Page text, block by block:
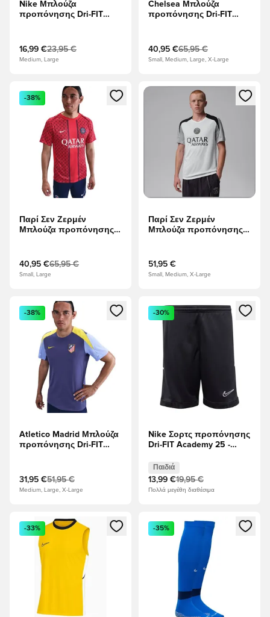
Nike Μπλούζα
προπόνησης Dri-FIT
16,99 €23,95 €
Medium, Large
Chelsea Μπλούζα
προπόνησης Dri-FIT
Γκρι/Χλοοτάπητας/
λυπημένος
40,95 €65,95 €
Small, Medium, Large, X-Large
Ανοίγει ένα Modal για να συνδεθείτε ή να εγγραφείτε ως
-38%
Παρί Σεν Ζερμέν
Μπλούζα προπόνησης
Πανεπιστήμιο Κόκκινο/
Ναυτικό Μεσονυχτών/
40,95 €65,95 €
Small, Large
Ανοίγει ένα Modal για να
Παρί Σεν Ζερμέν
Μπλούζα προπόνησης
Λευκό/Ατμόσφαιρα Γκρι/
μαύρο
51,95 €
Small, Medium, X-Large
Ανοίγει ένα Modal για να συνδεθείτε ή να εγγραφείτε ως
-38%
Atletico Madrid Μπλούζα
προπόνησης Dri-FIT
31,95 €51,95 €
Medium, Large, X-Large
Ανοίγει ένα Modal για να
-30%
Nike Σορτς προπόνησης
Dri-FIT Academy 25 -
Παιδιά
13,99 €19,95 €
Πολλά μεγέθη διαθέσιμα
Ανοίγει ένα Modal για να συνδεθείτε ή να εγγραφείτε ως
-33%
Ανοίγει ένα Modal για να
-35%